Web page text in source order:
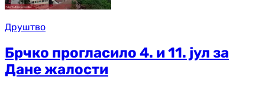
Друштво
Брчко прогласило 4. и 11. јул за
Дане жалости